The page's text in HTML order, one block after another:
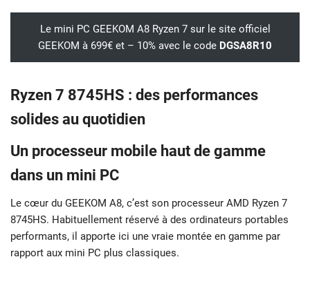
Le mini PC GEEKOM A8 Ryzen 7 sur le site officiel
GEEKOM à 699€ et – 10% avec le code DGSA8R10
Ryzen 7 8745HS : des performances
solides au quotidien
Un processeur mobile haut de gamme
dans un mini PC
Le cœur du GEEKOM A8, c’est son processeur AMD Ryzen 7
8745HS. Habituellement réservé à des ordinateurs portables
performants, il apporte ici une vraie montée en gamme par
rapport aux mini PC plus classiques.